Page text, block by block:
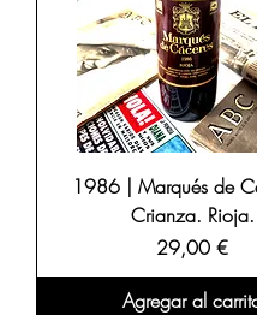
1986 | Marqués de
Crianza. Rioja.
Precio
29,00 €
Agregar al